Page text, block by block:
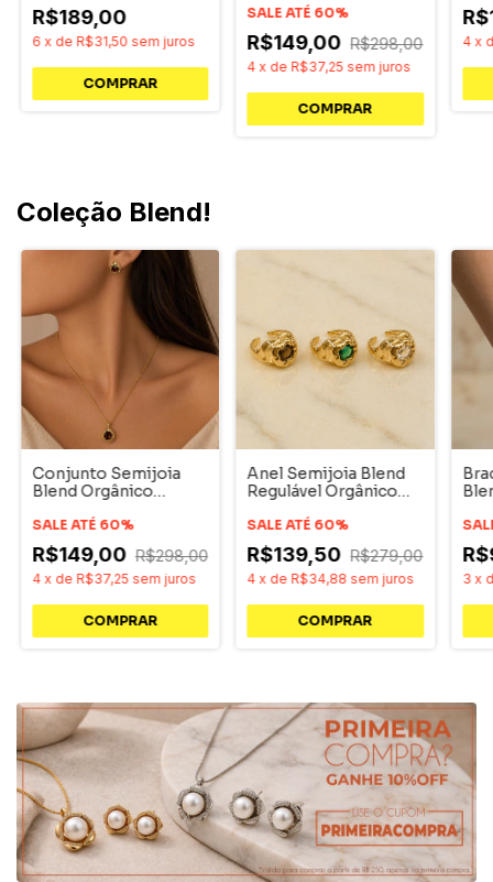
Dourado Pri
Acessórios
R$189,00
6 x de R$31,50 sem juros
SALE ATÉ 60%
R$149,00 R$298,00
4 x de R$37,25 sem juros
4 x
Coleção Blend!
Conjunto Semijoia
Blend Orgânico
SALE ATÉ 60%
R$149,00 R$298,00
4 x de R$37,25 sem juros
COMPRAR
Anel Semijoia Blend
Regulável Orgânico
SALE ATÉ 60%
R$139,50 R$279,00
4 x de R$34,88 sem juros
COMPRAR
3 x